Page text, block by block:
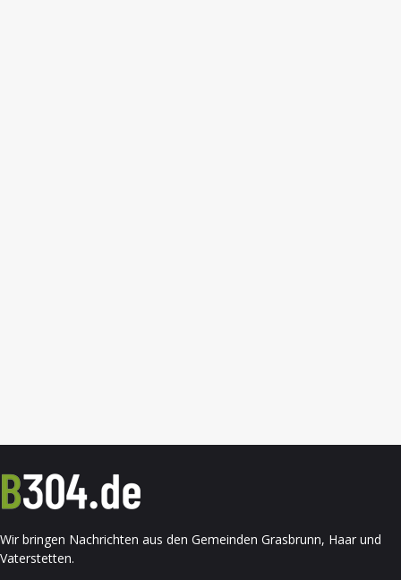
Wir bringen Nachrichten aus den Gemeinden Grasbrunn, Haar und
Vaterstetten.